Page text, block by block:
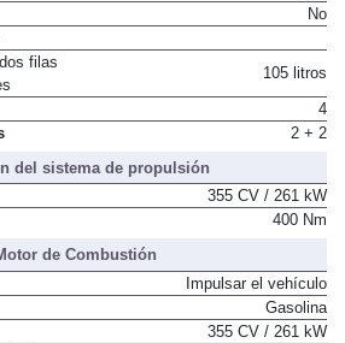
No
filas
105 litros
4
2 + 2
del sistema de propulsión
355 CV / 261 kW
400 Nm
de Combustión
Impulsar el vehículo
Gasolina
355 CV / 261 kW